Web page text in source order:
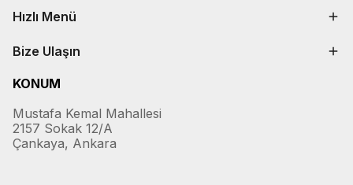
Hızlı Menü
Bize Ulaşın
KONUM
Mustafa Kemal Mahallesi
2157 Sokak 12/A
Çankaya, Ankara